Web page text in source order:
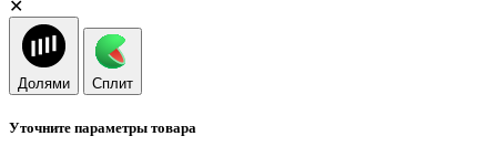
✕
Долями Сплит
Уточните параметры товара